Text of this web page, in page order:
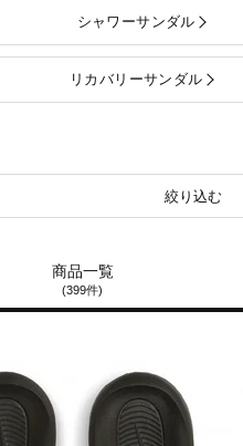
シャワーサンダル
リカバリーサンダル
商品一覧
(399件)
絞り込む